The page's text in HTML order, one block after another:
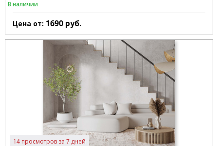
В наличии
Цена от: 1690 руб.
14 просмотров за 7 дней